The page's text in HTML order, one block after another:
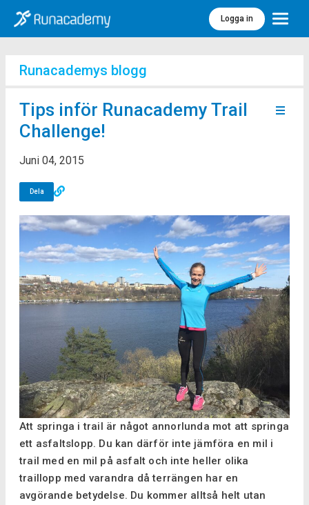
Logga in Meny
Runacademys blogg
Tips inför Runacademy Trail
Challenge!
Juni 04, 2015
Dela
Att springa i trail är något annorlunda mot att springa
ett asfaltslopp. Du kan därför inte jämföra en mil i
trail med en mil på asfalt och inte heller olika
traillopp med varandra då terrängen har en
avgörande betydelse. Du kommer alltså helt utan